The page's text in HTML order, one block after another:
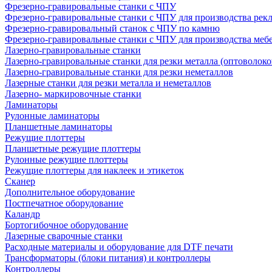
Фрезерно-гравировальные станки с ЧПУ
Фрезерно-гравировальные станки с ЧПУ для производства
Фрезерно-гравировальный станок с ЧПУ по камню
Фрезерно-гравировальные станки с ЧПУ для производства
Лазерно-гравировальные станки
Лазерно-гравировальные станки для резки металла
Лазерно-гравировальные станки для резки неметаллов
Лазерные станки для резки металла и неметаллов
Лазерно- маркировочные станки
Ламинаторы
Рулонные ламинаторы
Планшетные ламинаторы
Режущие плоттеры
Планшетные режущие плоттеры
Рулонные режущие плоттеры
Режущие плоттеры для наклеек и этикеток
Сканер
Дополнительное оборудование
Постпечатное оборудование
Каландр
Бортогибочное оборудование
Лазерные сварочные станки
Расходные материалы и оборудование для DTF печати
Трансформаторы (блоки питания) и контроллеры
Контроллеры